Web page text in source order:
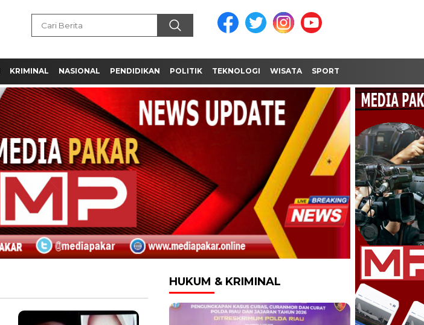
KRIMINAL NASIONAL PENDIDIKAN POLITIK TEKNOLOGI WISATA SPORT
HUKUM & KRIMINAL